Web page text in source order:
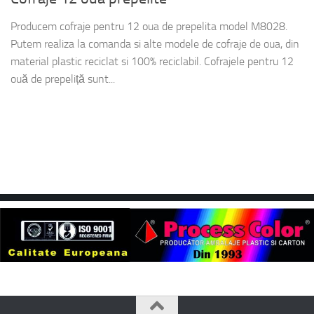
Producem cofraje pentru 12 oua de prepelita model M8028.
Putem realiza la comanda si alte modele de cofraje de oua, din
material plastic reciclat si 100% reciclabil. Cofrajele pentru 12
ouă de prepeliță sunt...